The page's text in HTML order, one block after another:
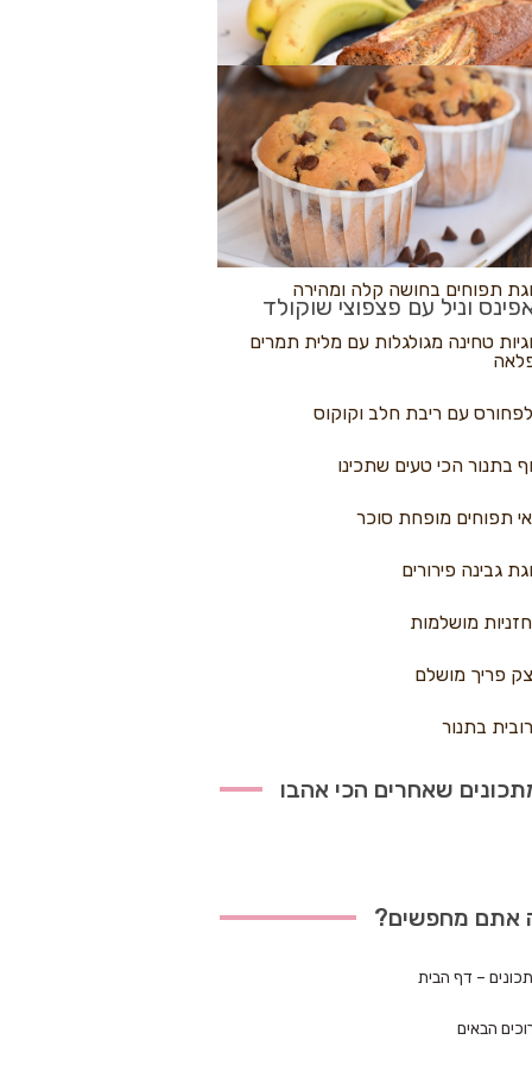
פיצה
בננות
וניל עם פצפוצי שוקולד
נקראים
תפוחים בחושה קלה ומהירה
טחינה מגולגלות עם מלית תמרים
עם ריבת חלב וקוקוס
בתנור הכי טעים שתכינו
תפוחים מופחת סוכר
גבינה פירורים
מושלמות
פריך מושלם
בתנור
שאחרים הכי אהבו
אתם מחפשים?
– דף הבית
הבאים